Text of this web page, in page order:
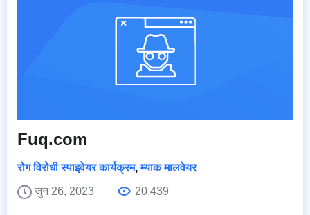
Fuq.com
रोग विरोधी स्पाइवेयर कार्यक्रम,म्याक मालवेयर
जुन 26, 2023
20,439